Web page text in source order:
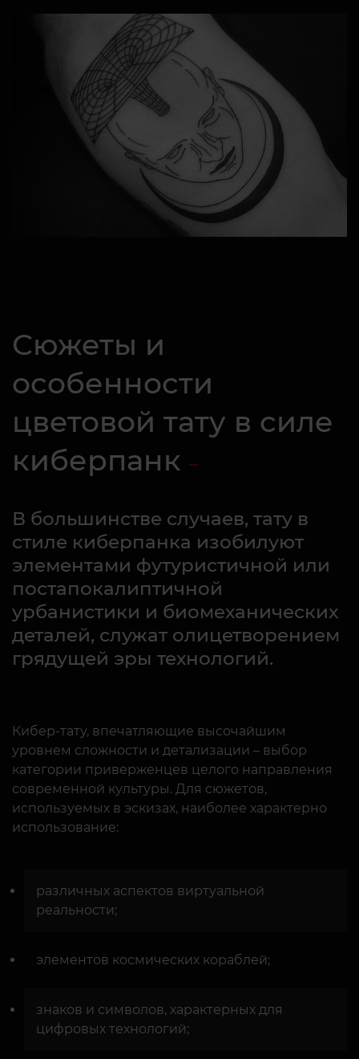
Сюжеты и
особенности
цветовой тату в силе
киберпанк
В большинстве случаев, тату в
стиле киберпанка изобилуют
элементами футуристичной или
постапокалиптичной
урбанистики и биомеханических
деталей, служат олицетворением
грядущей эры технологий.
Кибер-тату, впечатляющие высочайшим
уровнем сложности и детализации – выбор
категории приверженцев целого направления
современной культуры. Для сюжетов,
используемых в эскизах, наиболее характерно
использование:
различных аспектов виртуальной
реальности;
элементов космических кораблей;
знаков и символов, характерных для
цифровых технологий;